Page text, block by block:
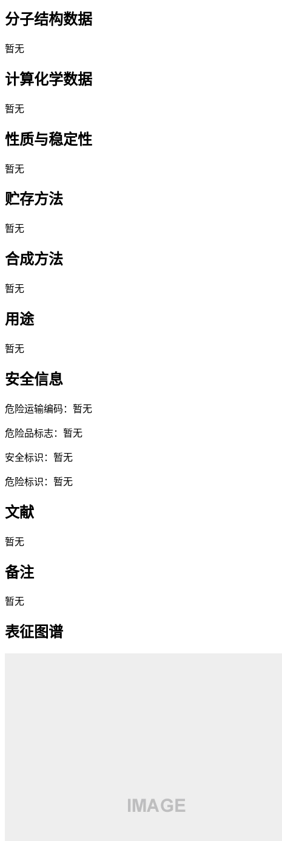
分子结构数据
暂无
计算化学数据
暂无
性质与稳定性
暂无
贮存方法
暂无
合成方法
暂无
用途
暂无
安全信息
危险运输编码：暂无
危险品标志：暂无
安全标识：暂无
危险标识：暂无
文献
暂无
备注
暂无
表征图谱